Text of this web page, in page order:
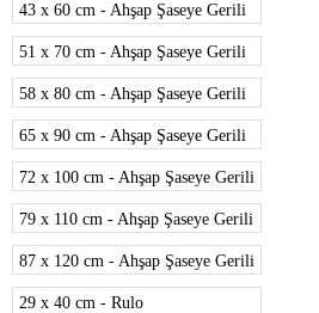
43 x 60 cm - Ahşap Şaseye Gerili
51 x 70 cm - Ahşap Şaseye Gerili
58 x 80 cm - Ahşap Şaseye Gerili
65 x 90 cm - Ahşap Şaseye Gerili
72 x 100 cm - Ahşap Şaseye Gerili
79 x 110 cm - Ahşap Şaseye Gerili
87 x 120 cm - Ahşap Şaseye Gerili
29 x 40 cm - Rulo